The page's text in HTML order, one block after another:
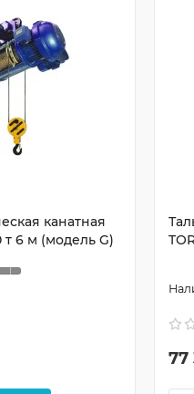
канатная
т 6 м (модель G)
77